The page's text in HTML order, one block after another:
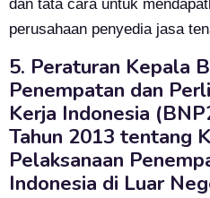
dan tata cara untuk
perusahaan penyedia jasa
5. Peraturan Kepala
Penempatan dan
Kerja Indonesia
Tahun 2013 tentang
Pelaksanaan
Indonesia di Luar